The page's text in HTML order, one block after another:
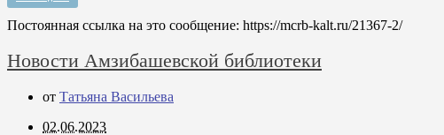
Постоянная ссылка на это сообщение: https://mcrb-kalt.ru/21367-2/
Новости Амзибашевской библиотеки
от Татьяна Васильева
02.06.2023